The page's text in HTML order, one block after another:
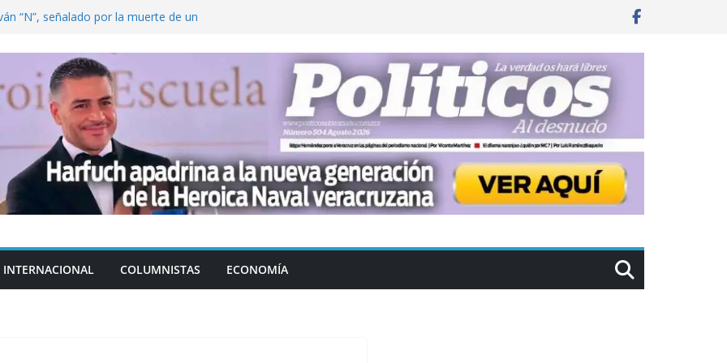
“N”, señalado por la muerte de un
EL MEDALLERO
Argentina para despedir a su padre, Jorge
Morena suspende derechos
y Grace Palomares
Veracruz; aumentan a 33 los
secos
INTERNACIONAL COLUMNISTAS ECONOMÍA